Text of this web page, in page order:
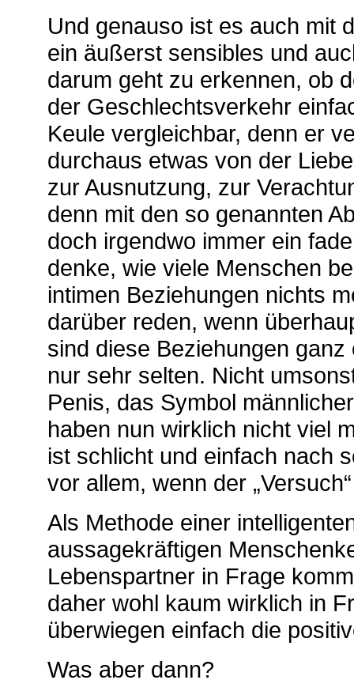
Und genauso ist es auch mit
ein äußerst sensibles und
darum geht zu erkennen, ob
der Geschlechtsverkehr
Keule vergleichbar, denn er
durchaus etwas von der
zur Ausnutzung, zur
denn mit den so genannten
doch irgendwo immer ein
denke, wie viele Menschen
intimen Beziehungen nichts
darüber reden, wenn
sind diese Beziehungen
nur sehr selten. Nicht
Penis, das Symbol
haben nun wirklich nicht viel
ist schlicht und einfach nach
vor allem, wenn der
Als Methode einer
aussagekräftigen
Lebenspartner in Frage
daher wohl kaum wirklich in
überwiegen einfach die
Was aber dann?